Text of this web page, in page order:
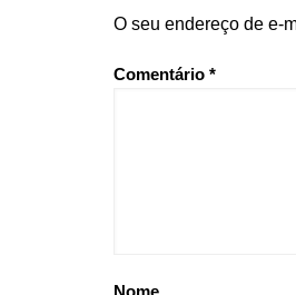
O seu endereço de e-
Comentário *
Nome